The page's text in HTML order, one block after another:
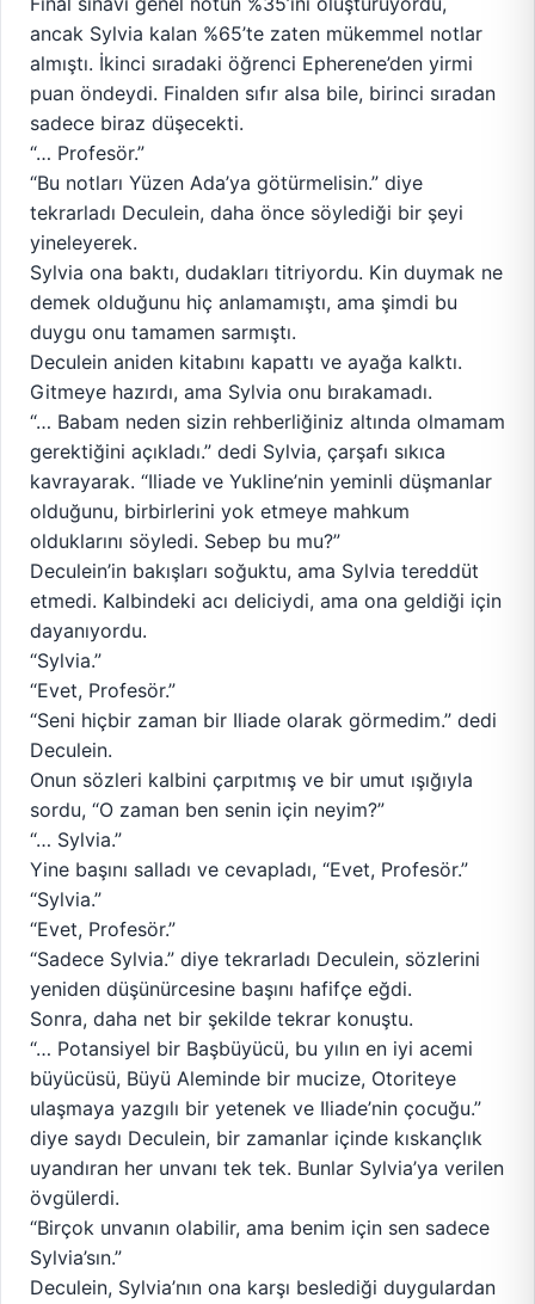
ancak Sylvia kalan %65’te zaten mükemmel notlar
almıştı. İkinci sıradaki öğrenci Epherene’den yirmi
puan öndeydi. Finalden sıfır alsa bile, birinci sıradan
sadece biraz düşecekti.
“… Profesör.”
“Bu notları Yüzen Ada’ya götürmelisin.” diye
tekrarladı Deculein, daha önce söylediği bir şeyi
yineleyerek.
Sylvia ona baktı, dudakları titriyordu. Kin duymak ne
demek olduğunu hiç anlamamıştı, ama şimdi bu
duygu onu tamamen sarmıştı.
Deculein aniden kitabını kapattı ve ayağa kalktı.
Gitmeye hazırdı, ama Sylvia onu bırakamadı.
“… Babam neden sizin rehberliğiniz altında olmamam
gerektiğini açıkladı.” dedi Sylvia, çarşafı sıkıca
kavrayarak. “Iliade ve Yukline’nin yeminli düşmanlar
olduğunu, birbirlerini yok etmeye mahkum
olduklarını söyledi. Sebep bu mu?”
Deculein’in bakışları soğuktu, ama Sylvia tereddüt
etmedi. Kalbindeki acı deliciydi, ama ona geldiği için
dayanıyordu.
“Sylvia.”
“Evet, Profesör.”
“Seni hiçbir zaman bir Iliade olarak görmedim.” dedi
Deculein.
Onun sözleri kalbini çarpıtmış ve bir umut ışığıyla
sordu, “O zaman ben senin için neyim?”
“… Sylvia.”
Yine başını salladı ve cevapladı, “Evet, Profesör.”
“Sylvia.”
“Evet, Profesör.”
“Sadece Sylvia.” diye tekrarladı Deculein, sözlerini
yeniden düşünürcesine başını hafifçe eğdi.
Sonra, daha net bir şekilde tekrar konuştu.
“… Potansiyel bir Başbüyücü, bu yılın en iyi acemi
büyücüsü, Büyü Aleminde bir mucize, Otoriteye
ulaşmaya yazgılı bir yetenek ve Iliade’nin çocuğu.”
diye saydı Deculein, bir zamanlar içinde kıskançlık
uyandıran her unvanı tek tek. Bunlar Sylvia’ya verilen
övgülerdi.
“Birçok unvanın olabilir, ama benim için sen sadece
Sylvia’sın.”
Deculein, Sylvia’nın ona karşı beslediği duygulardan